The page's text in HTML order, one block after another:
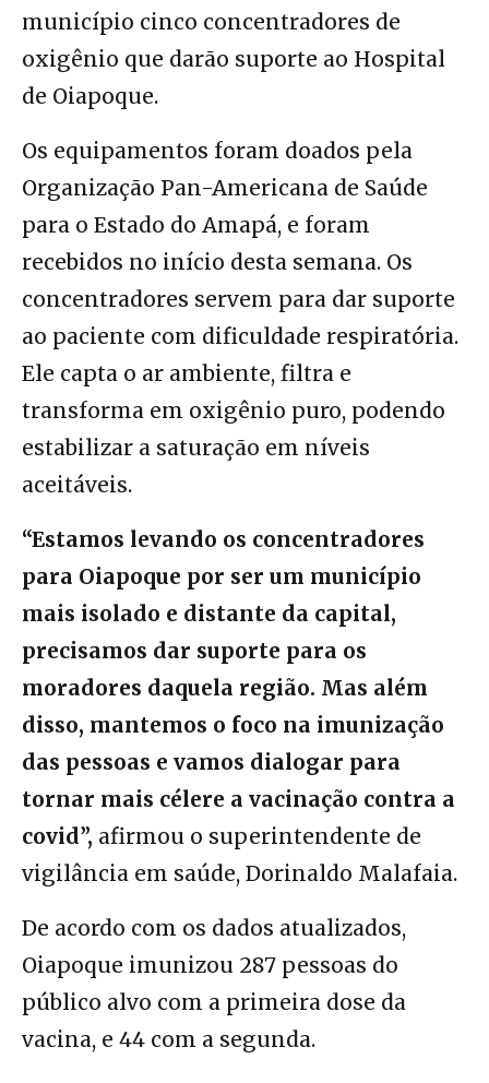
município cinco concentradores de
oxigênio que darão suporte ao Hospital
de Oiapoque.
Os equipamentos foram doados pela
Organização Pan-Americana de Saúde
para o Estado do Amapá, e foram
recebidos no início desta semana. Os
concentradores servem para dar suporte
ao paciente com dificuldade respiratória.
Ele capta o ar ambiente, filtra e
transforma em oxigênio puro, podendo
estabilizar a saturação em níveis
aceitáveis.
“Estamos levando os concentradores
para Oiapoque por ser um município
mais isolado e distante da capital,
precisamos dar suporte para os
moradores daquela região. Mas além
disso, mantemos o foco na imunização
das pessoas e vamos dialogar para
tornar mais célere a vacinação contra a
covid”, afirmou o superintendente de
vigilância em saúde, Dorinaldo Malafaia.
De acordo com os dados atualizados,
Oiapoque imunizou 287 pessoas do
público alvo com a primeira dose da
vacina, e 44 com a segunda.